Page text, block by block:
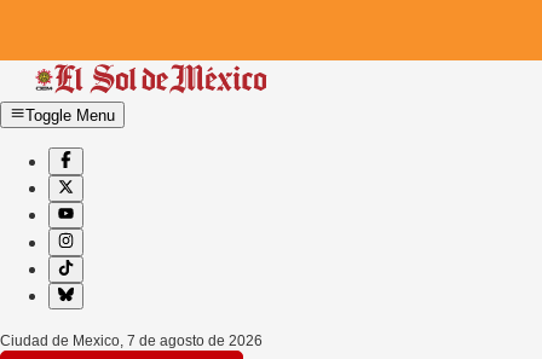
Toggle Menu
Ciudad de Mexico, 7 de agosto de 2026